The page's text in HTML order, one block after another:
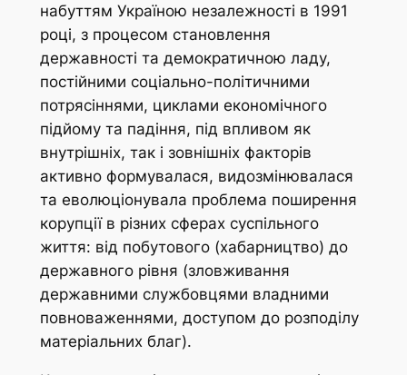
набуттям Україною незалежності в 1991
році, з процесом становлення
державності та демократичною ладу,
постійними соціально-політичними
потрясіннями, циклами економічного
підйому та падіння, під впливом як
внутрішніх, так і зовнішніх факторів
активно формувалася, видозмінювалася
та еволюціонувала проблема поширення
корупції в різних сферах суспільного
життя: від побутового (хабарництво) до
державного рівня (зловживання
державними службовцями владними
повноваженнями, доступом до розподілу
матеріальних благ).